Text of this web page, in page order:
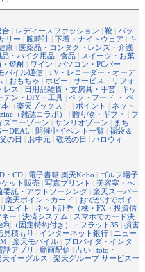
合 | レディースファッション | 靴 | バッ
リー | 腕時計 | 下着・ナイトウェア | キ
康 | 医薬品・コンタクトレンズ・介護
品・バイク用品 | 食品 | スイーツ・お菓
・焼酎 | ワイン | パソコン・PCパー
バイル通信 | TV・レコーダー・オーデ
| おもちゃ | ホビー | サービス・リフォ
レス | 日用品雑貨・文房具・手芸 | キッ
デン・DIY・工具 | ペットフード ・ ペ
本 （楽天ブックス ） | ポイント | ネット
（雑誌コラボ） | 贈り物・ギフト | フ
ズニーゾーン | サンリオゾーン | まち
ーDEAL | 開催中イベント一覧 | 福袋＆
父の日 | お中元 | 敬老の日 | ハロウィ
・CD | 電子書籍 楽天Kobo | ゴルフ場予
ット販売 | 写真プリント | 美容室・ヘ
委託・アウトソーシング | 楽天スーパー
| 楽天ポイントカード | おでかけでポイ
エイト | ネット証券（株・FX・投資信
ー | 決済システム | スマホでカード決
利（固定特約付き）・フラット35 | 損害
見積もり | インターネット銀行 | ニュー
| 楽天モバイル | プロバイダ・インタ
話アプリ | 動画配信 | 占い | toto・
天イーグルス | 楽天グループ サービス一